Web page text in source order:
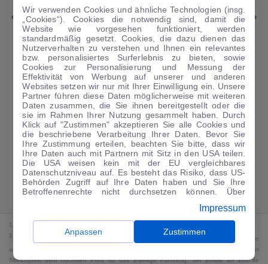
Fiat Panda
1.0 Mild Hybrid Base neuwertig
1.214 km·05/2024· ·Benzin·Manuell
Finanzierung Kaufen
122€/mtl.
Guter Preis4
0 € Anzahlung ·60 Monate ·Finanzierungs-Details
Angebot anfragen Rate anpassen
Kraftstoffverbrauch komb. 6,3 l/100 km · CO₂-Emissionen komb. 145 g/km
· CO₂-Klasse E · WLTP*
1
2 Bei dem Streichpreis handelt es sich für Neufahrzeuge und junge Gebrauchte um den
an auto.de übermittelten Listenpreis. Für alle anderen Fahrzeuge entspricht der
Streichpreis dem höchsten Preis für das jeweilige Fahrzeug, der jemals an auto.de
Wir verwenden Cookies und ähnliche Technologien (insg.
„Cookies“). Cookies die notwendig sind, damit die
Website wie vorgesehen funktioniert, werden
standardmäßig gesetzt. Cookies, die dazu dienen das
Nutzerverhalten zu verstehen und Ihnen ein relevantes
bzw. personalisiertes Surferlebnis zu bieten, sowie
Cookies zur Personalisierung und Messung der
Effektivität von Werbung auf unserer und anderen
Websites setzen wir nur mit Ihrer Einwilligung ein. Unsere
Partner führen diese Daten möglicherweise mit weiteren
Daten zusammen, die Sie ihnen bereitgestellt oder die
sie im Rahmen Ihrer Nutzung gesammelt haben. Durch
Klick auf "Zustimmen" akzeptieren Sie alle Cookies und
die beschriebene Verarbeitung Ihrer Daten. Bevor Sie
Ihre Zustimmung erteilen, beachten Sie bitte, dass wir
Ihre Daten auch mit Partnern mit Sitz in den USA teilen.
Die USA weisen kein mit der EU vergleichbares
Datenschutzniveau auf. Es besteht das Risiko, dass US-
Behörden Zugriff auf Ihre Daten haben und Sie Ihre
Betroffenenrechte nicht durchsetzen können. Über
anpassen. Dies ist auch später jederzeit im Bereich
Cookie-Richtliniemöglich. Weitere Informationen finden
Sie in unsererDatenschutzerklärung .
Impressum
Anpassen Zustimmen